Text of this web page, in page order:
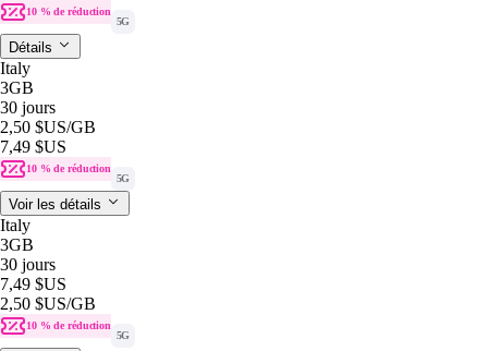
10 % de réduction
5G
Détails
Italy
3GB
30 jours
2,50 $US/GB
7,49 $US
10 % de réduction
5G
Voir les détails
Italy
3GB
30 jours
7,49 $US
2,50 $US/GB
10 % de réduction
5G